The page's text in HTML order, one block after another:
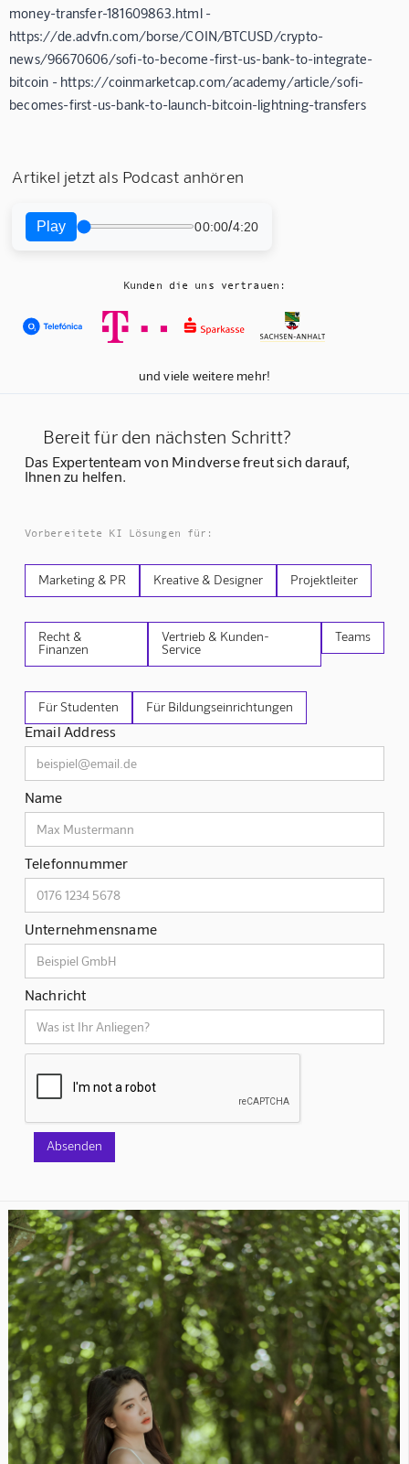
money-transfer-181609863.html -
https://de.advfn.com/borse/COIN/BTCUSD/crypto-
news/96670606/sofi-to-become-first-us-bank-to-integrate-
bitcoin - https://coinmarketcap.com/academy/article/sofi-
becomes-first-us-bank-to-launch-bitcoin-lightning-transfers
Artikel jetzt als Podcast anhören
Play 00:00/4:20
Kunden die uns vertrauen:
und viele weitere mehr!
Bereit für den nächsten Schritt?
Das Expertenteam von Mindverse freut sich darauf,
Ihnen zu helfen.
Vorbereitete KI Lösungen für:
Marketing & PR Kreative & Designer Projektleiter
Recht &
Finanzen
Vertrieb & Kunden-
Service
Teams
Für Studenten Für Bildungseinrichtungen
Email Address
Name
Telefonnummer
Unternehmensname
Nachricht